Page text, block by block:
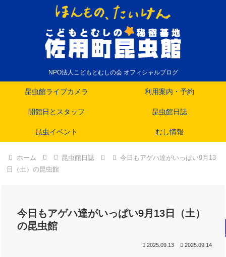
NPO法人こどもとむしの会 オフィシャルブログ
昆虫館ライブカメラ 利用案内・予約
開館日とスタッフ 昆虫館日誌
昆虫イベント むし情報
ホーム 昆虫館日誌
今日もアゲハ達がいっぱい9月13
日（土）の昆虫館
今日もアゲハ達がいっぱい9月13日（土）
の昆虫館
2025.09.13 2025.09.14